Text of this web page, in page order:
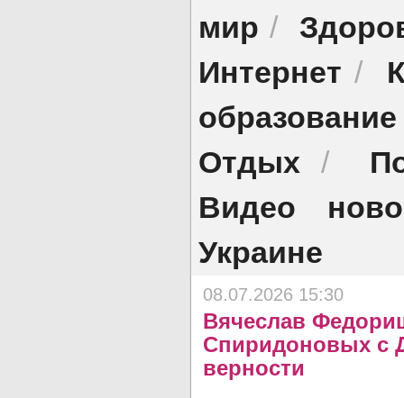
мир /
Интернет /
образование
Отдых /
Видео
Украине
08.07.2026 15:30
Вячеслав
Спиридоновых с
верности